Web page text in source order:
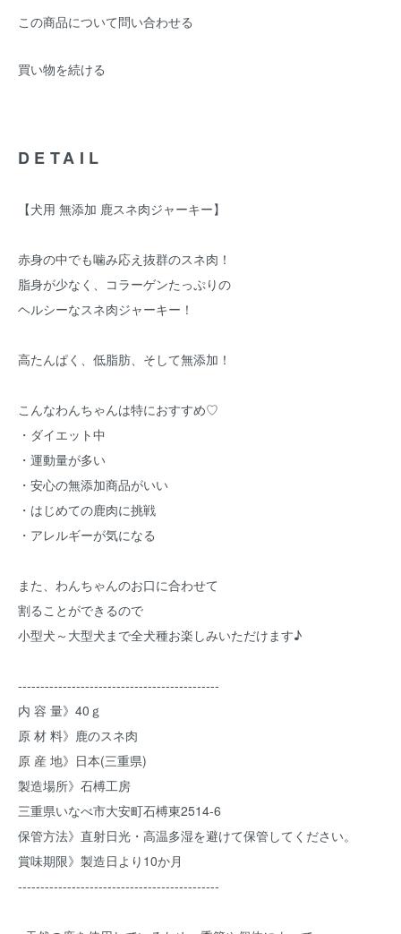
この商品について問い合わせる
買い物を続ける
DETAIL
【犬用 無添加 鹿スネ肉ジャーキー】
赤身の中でも噛み応え抜群のスネ肉！
脂身が少なく、コラーゲンたっぷりの
ヘルシーなスネ肉ジャーキー！
高たんぱく、低脂肪、そして無添加！
こんなわんちゃんは特におすすめ♡
・ダイエット中
・運動量が多い
・安心の無添加商品がいい
・はじめての鹿肉に挑戦
・アレルギーが気になる
また、わんちゃんのお口に合わせて
割ることができるので
小型犬～大型犬まで全犬種お楽しみいただけます♪
---------------------------------------------
内 容 量》40ｇ
原 材 料》鹿のスネ肉
原 産 地》日本(三重県)
製造場所》石榑工房
三重県いなべ市大安町石榑東2514-6
保管方法》直射日光・高温多湿を避けて保管してください。
賞味期限》製造日より10か月
---------------------------------------------